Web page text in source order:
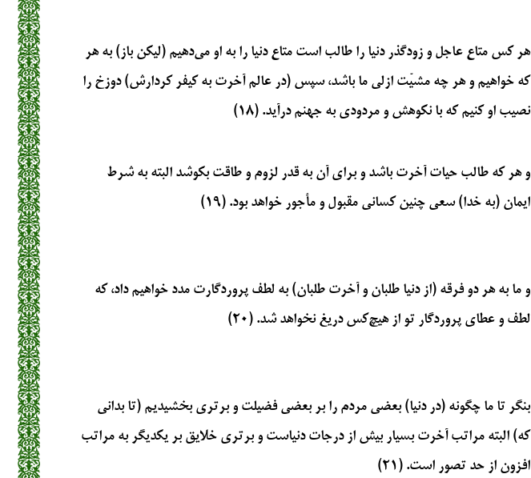
هر کس متاع عاجل و زودگذر دنیا را طالب است متاع دنیا را به او می‌دهیم (لیکن باز) به هر
که خواهیم و هر چه مشیّت ازلی ما باشد، سپس (در عالم آخرت به کیفر کردارش) دوزخ را
نصیب او کنیم که با نکوهش و مردودی به جهنم درآید. (۱۸)
و هر که طالب حیات آخرت باشد و برای آن به قدر لزوم و طاقت بکوشد البته به شرط
ایمان (به خدا) سعی چنین کسانی مقبول و مأجور خواهد بود. (۱۹)
و ما به هر دو فرقه (از دنیا طلبان و آخرت طلبان) به لطف پروردگارت مدد خواهیم داد، که
لطف و عطای پروردگار تو از هیچ‌کس دریغ نخواهد شد. (۲۰)
بنگر تا ما چگونه (در دنیا) بعضی مردم را بر بعضی فضیلت و برتری بخشیدیم (تا بدانی
که) البته مراتب آخرت بسیار بیش از درجات دنیاست و برتری خلایق بر یکدیگر به مراتب
افزون از حد تصور است. (۲۱)